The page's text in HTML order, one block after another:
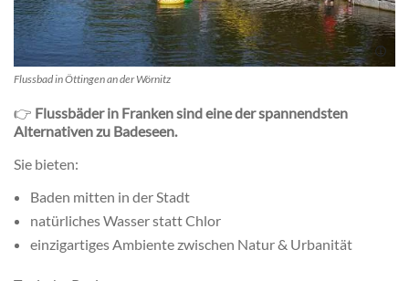
Flussbad in Öttingen an der Wörnitz
👉 Flussbäder in Franken sind eine der spannendsten
Alternativen zu Badeseen.
Sie bieten:
Baden mitten in der Stadt
natürliches Wasser statt Chlor
einzigartiges Ambiente zwischen Natur & Urbanität